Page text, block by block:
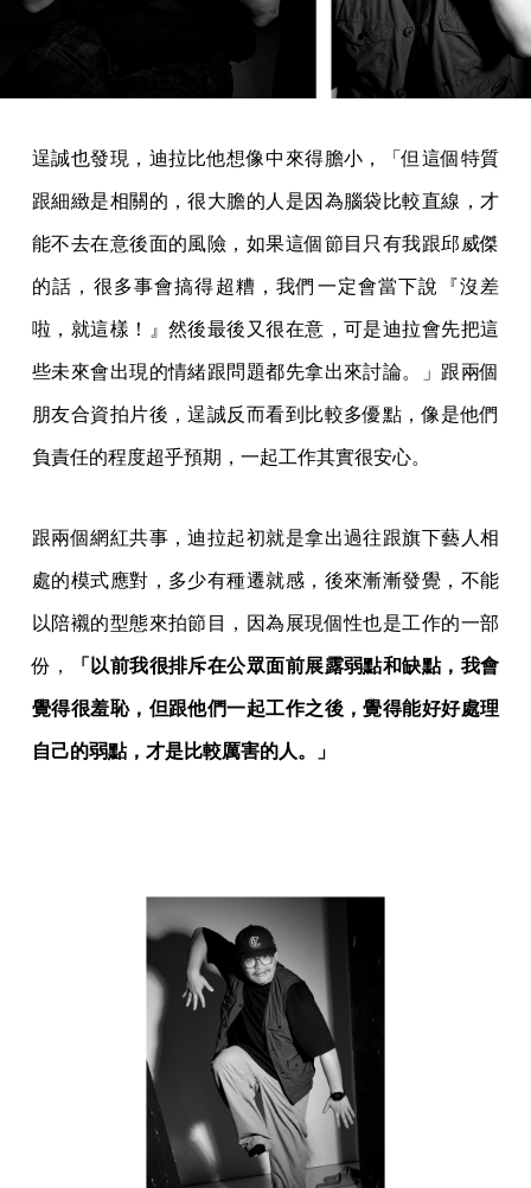
逞誠也發現，迪拉比他想像中來得膽小，「但這個特質
跟細緻是相關的，很大膽的人是因為腦袋比較直線，才
能不去在意後面的風險，如果這個節目只有我跟邱威傑
的話，很多事會搞得超糟，我們一定會當下說『沒差
啦，就這樣！』然後最後又很在意，可是迪拉會先把這
些未來會出現的情緒跟問題都先拿出來討論。」跟兩個
朋友合資拍片後，逞誠反而看到比較多優點，像是他們
負責任的程度超乎預期，一起工作其實很安心。
跟兩個網紅共事，迪拉起初就是拿出過往跟旗下藝人相
處的模式應對，多少有種遷就感，後來漸漸發覺，不能
以陪襯的型態來拍節目，因為展現個性也是工作的一部
份， 「以前我很排斥在公眾面前展露弱點和缺點，我會
覺得很羞恥，但跟他們一起工作之後，覺得能好好處理
自己的弱點，才是比較厲害的人。」